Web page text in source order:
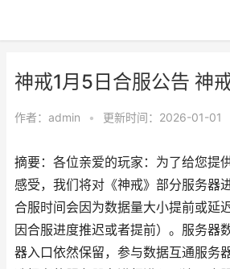
神戒1月5日合服公告 神
作者： admin • 更新时间：2026-01-01
摘要：各位亲爱的玩家：为了给您提
感受，我们将对《神戒》部分服务器
合服时间会因为数据量大小提前或延
因合服进度推迟或者提前）。服务器
器入口依然保留，参与数据互通服务